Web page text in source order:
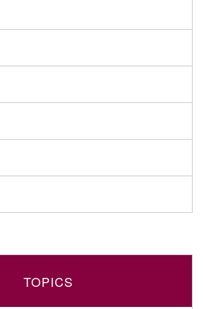
TOPICS